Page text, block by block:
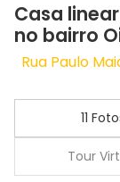
Casa
no bairro
Rua Paulo
11
Tour